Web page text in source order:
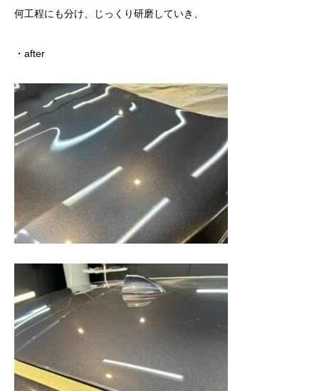
何工程にも分け、じっくり研磨していき、
・after